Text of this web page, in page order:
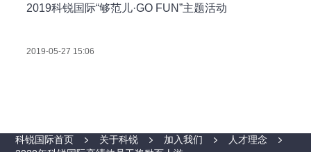
2019科锐国际“够范儿·GO FUN”主题活动
2019-05-27 15:06
科锐国际首页 关于科锐 加入我们
人才理念